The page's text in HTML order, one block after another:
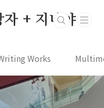
자 + 지니야
Works